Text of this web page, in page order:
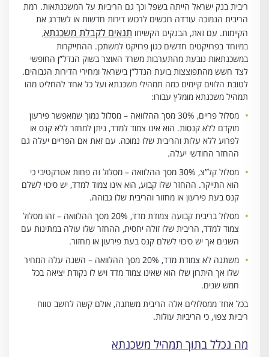
ריבית בנק ישראל הייתה בשפל וכך גם הריביות על המשכנתאות. רמת
הריבית הנמוכה עודדה רוכשים לרכוש דירות חדשות או לשדרג את
הקיימות. עם זאת, הבנקים הקשיחו תנאים לקבלת משכנתא,
במיוחד בפרויקטים חדשים כגון פרויקט למשתכן. ההתייקרות
במשכנתאות נובעת מהתערבות משרד האוצר בשוק הנדל”ן החופשי
לצד חשש מהתפוצצות בועת הנדל”ן בישראל ומחירי הדירות הגבוהים.
לטובת הלווים קיימים כמה תמהילי משכנתא ועל כל אחד להחליט מהו
תמהיל משכנתא מומלץ עבורו:
מסלול פריים, 30% מסך ההלוואה – מסלול נמוך שמאפשר פירעון
מוקדם ללא קנסות. הוא אינו צמוד למדד, ניתן למחזר ללא קנס או
לפרוע ללא עלות והריבית שלו נמוכה. עם זאת אם הפריים יעלה גם
ההחזר החודשי יעלה.
מסלול קל”צ, 30% מסך ההלוואה – מסלול זה פחות אטרקטיבי כי
הוא התייקר. ההחזר שלו קבוע, הוא אינו צמוד למדד, יש סיכוי לשלם
קנס בעת פירעון או מחזור והריבית שלו גבוהה.
מסלול בריבית קבועה צמודת מדד, 20% מסך ההלוואה – זהו מסלול
צמוד למדד, הריבית שלו זולה יחסית, ההחזר שלו עולה במתינות עם
השנים אך יש סיכוי לשלם קנס בעת פירעון או מחזור.
משתנה לא צמודת מדד, 20% מסך ההלוואה – השנה עלה המחיר
שלו אך היתרון שלו הוא שאינו צמוד מדד ויש לו נקודת יציאה בכל
חמש שנים.
בכל אחד ממסלולים אלה הריבית משתנה, אולם קשה לחשב טווח
ריביות צפוי, כי הריביות עולות.
מה נכלל בתוך תמהיל משכנתא